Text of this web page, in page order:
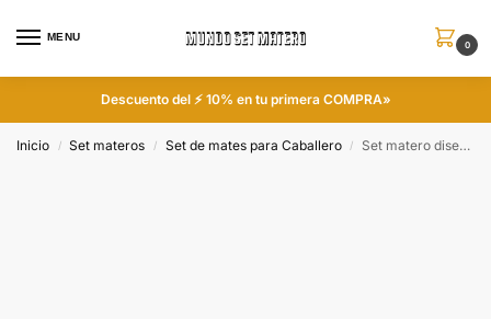
MENU
0
Descuento del ⚡ 10% en tu primera COMPRA»
Inicio / Set materos / Set de mates para Caballero / Set matero diseño de Abel Pintos colección FLOKY